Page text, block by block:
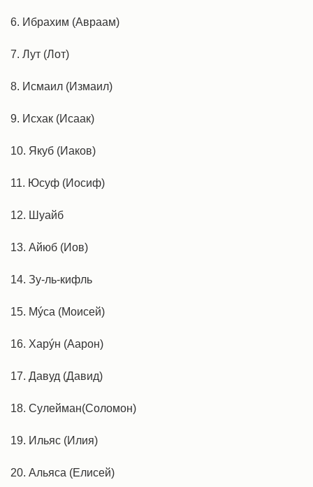
6. Ибрахим (Авраам)
7. Лут (Лот)
8. Исмаил (Измаил)
9. Исхак (Исаак)
10. Якуб (Иаков)
11. Юсуф (Иосиф)
12. Шуайб
13. Айюб (Иов)
14. Зу-ль-кифль
15. Мýса (Моисей)
16. Харýн (Аарон)
17. Давуд (Давид)
18. Сулейман(Соломон)
19. Ильяс (Илия)
20. Альяса (Елисей)